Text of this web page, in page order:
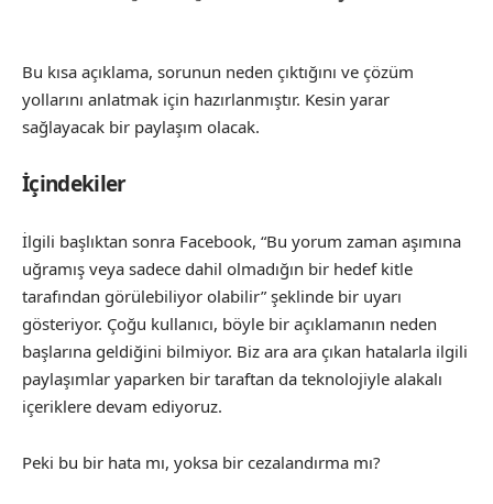
Bu kısa açıklama, sorunun neden çıktığını ve çözüm
yollarını anlatmak için hazırlanmıştır. Kesin yarar
sağlayacak bir paylaşım olacak.
İçindekiler
İlgili başlıktan sonra Facebook, “Bu yorum zaman aşımına
uğramış veya sadece dahil olmadığın bir hedef kitle
tarafından görülebiliyor olabilir” şeklinde bir uyarı
gösteriyor. Çoğu kullanıcı, böyle bir açıklamanın neden
başlarına geldiğini bilmiyor. Biz ara ara çıkan hatalarla ilgili
paylaşımlar yaparken bir taraftan da teknolojiyle alakalı
içeriklere devam ediyoruz.
Peki bu bir hata mı, yoksa bir cezalandırma mı?